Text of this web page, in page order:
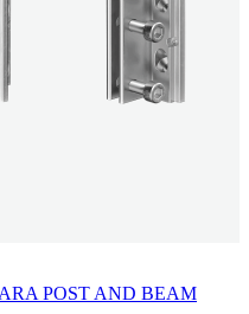
POST AND BEAM